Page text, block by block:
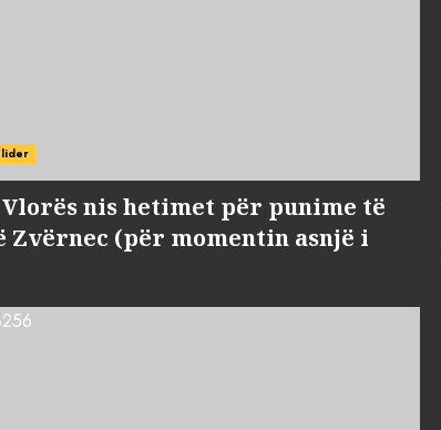
nis hetimet për punime të
Zvërnec (për momentin asnjë i